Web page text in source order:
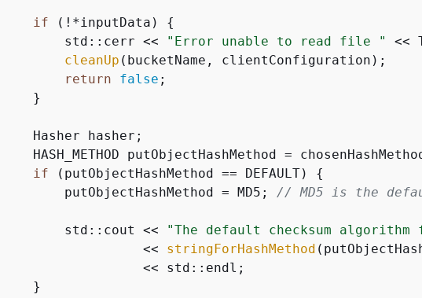
if (!*inputData) {
        std::cerr <<
"Error unable to read file "
<<
cleanUp (bucketName, clientConfiguration);
return
false ;
    }
    Hasher hasher;
HASH_METHOD putObjectHashMethod =
if (putObjectHashMethod == DEFAULT) {
        putObjectHashMethod = MD5;
// MD5 is the
        std::cout <<
"The default checksum
                  <<
stringForHashMethod
                  << std::endl;
    }